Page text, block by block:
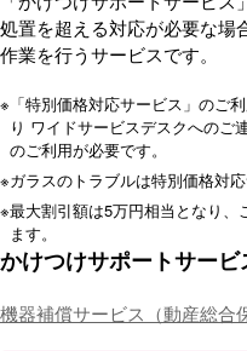
処置を超える対応が必要な場
作業を行うサービスです。
※ 「特別価格対応サービス」のご
り ワイドサービスデスクへのご
のご利用が必要です。
※ガラスのトラブルは特別価格対
※最大割引額は5万円相当となり、
ます。
かけつけサポートサー
機器補償サービス（動産総合